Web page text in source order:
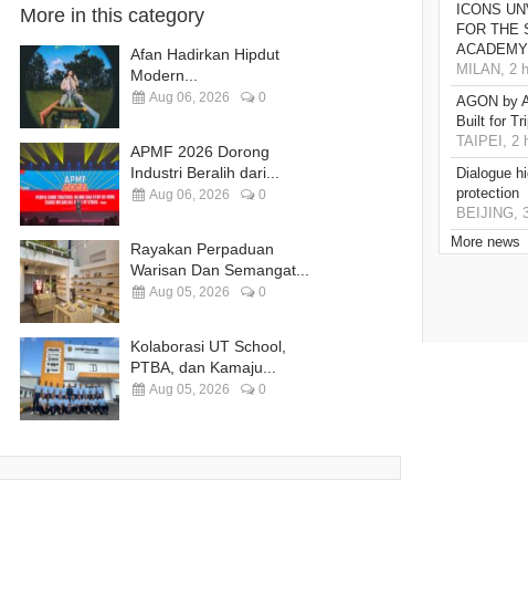
More in this category
Afan Hadirkan Hipdut
Modern...
Aug 06, 2026 0
APMF 2026 Dorong
Industri Beralih dari...
Aug 06, 2026 0
Rayakan Perpaduan
Warisan Dan Semangat...
Aug 05, 2026 0
Kolaborasi UT School,
PTBA, dan Kamaju...
Aug 05, 2026 0
ICONS
FOR THE
MILAN, 2
AGON by
Built for
TAIPEI, 2
Dialogue
protection
BEIJING,
More news